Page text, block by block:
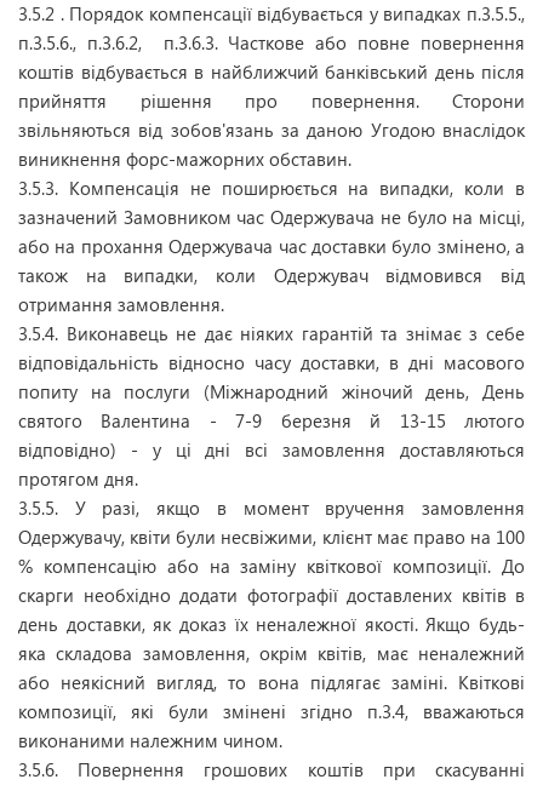
3.5.2 . Порядок компенсації відбувається у випадках п.3.5.5.,
п.3.5.6., п.3.6.2, п.3.6.3. Часткове або повне повернення
коштів відбувається в найближчий банківський день після
прийняття рішення про повернення. Сторони
звільняються від зобов'язань за даною Угодою внаслідок
виникнення форс-мажорних обставин.
3.5.3. Компенсація не поширюється на випадки, коли в
зазначений Замовником час Одержувача не було на місці,
або на прохання Одержувача час доставки було змінено, а
також на випадки, коли Одержувач відмовився від
отримання замовлення.
3.5.4. Виконавець не дає ніяких гарантій та знімає з себе
відповідальність відносно часу доставки, в дні масового
попиту на послуги (Міжнародний жіночий день, День
святого Валентина - 7-9 березня й 13-15 лютого
відповідно) - у ці дні всі замовлення доставляються
протягом дня.
3.5.5. У разі, якщо в момент вручення замовлення
Одержувачу, квіти були несвіжими, клієнт має право на 100
% компенсацію або на заміну квіткової композиції. До
скарги необхідно додати фотографії доставлених квітів в
день доставки, як доказ їх неналежної якості. Якщо будь-
яка складова замовлення, окрім квітів, має неналежний
або неякісний вигляд, то вона підлягає заміні. Квіткові
композиції, які були змінені згідно п.3.4, вважаються
виконаними належним чином.
3.5.6. Повернення грошових коштів при скасуванні